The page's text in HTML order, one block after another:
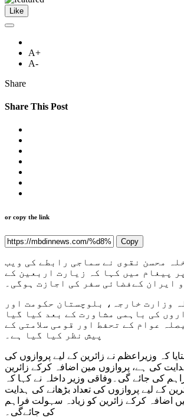
Like
A+
A-
Share
Share This Post
or copy the link
Copy
محسن نقوی نے سماجی رابطے کی ویب
پیغام میں کہا کہ زیارت اربعین کے
ایران کےفضائی سفر کی اجازت ہوگی۔
وزارت خارجہ، بلوچستان حکومت اور
کی باہمی مشاورت کے بعد کیا گیا
عوام کے تحفط اور قومی سلامتی کے
پیش نظر کیا گیا ہے۔
کہ وزیراعظم نے زائرین کے لیے پروازوں کی
کی ہے، پروازوں مین اضافہ کرکے زائرین
کی جائے گی۔وفاقی وزیر داخلہ نے کہا کہ
کے لیے پروازوں کی تعداد بڑھانے کی ہدایت
اضافہ کرکے زائرین کو زیادہ سہولت فراہم
کی جائےگی۔